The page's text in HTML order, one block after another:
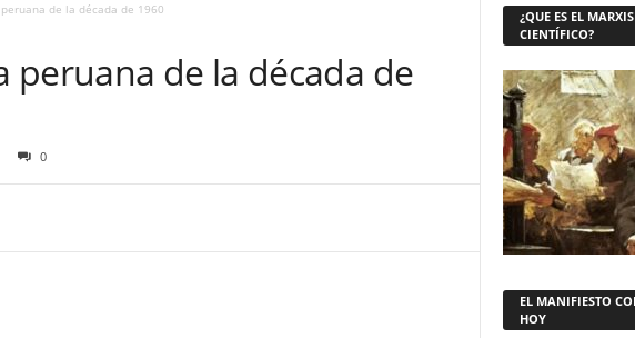
de la década de 1960
peruana de la década de
0
¿QUE ES EL
CIENTÍFICO?
EL MANIFIESTO
HOY